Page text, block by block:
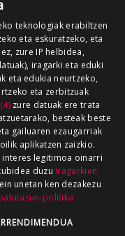
teknologiak erabiltzen
eta eskuratzeko, eta
zure IP helbidea,
iragarki eta eduki
eta edukia neurtzeko,
eta zerbitzuak
zure datuak ere trata
besteak beste
gailuaren ezaugarriak
aplikatzen zaizkio.
legitimoa oinarri
duzu Iragarkien
unetan ken dezakezu
politika